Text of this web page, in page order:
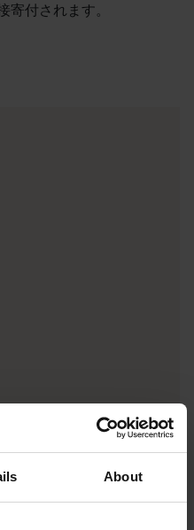
About
付されます。
うなものでしょうか？